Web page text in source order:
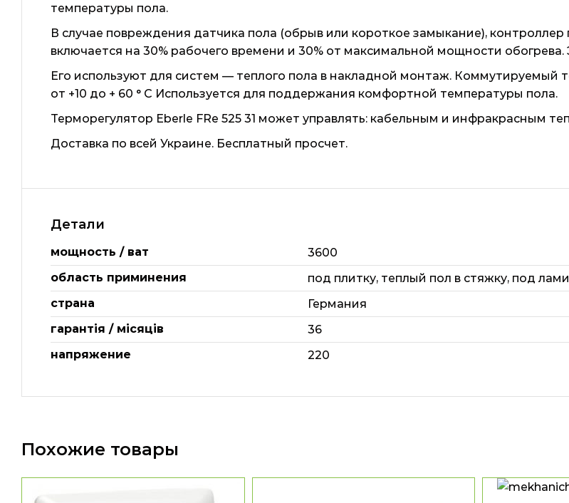
температуры пола.
В случае повреждения датчика пола (обрыв или короткое замыкание),
включается на 30% рабочего времени и 30% от максимальной мощности
Его используют для систем — теплого пола в накладной монтаж. Коммутируемый
от +10 до + 60 ° С Используется для поддержания комфортной температуры пола.
Терморегулятор Eberle FRe 525 31 может управлять: кабельным и инфракрасным
Доставка по всей Украине. Бесплатный просчет.
Детали
мощность / ват
3600
область приминения
под плитку, теплый пол в стяжку, под
страна
Германия
гарантія / місяців
36
напряжение
220
Похожие товары